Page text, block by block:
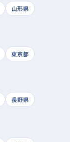
山形県
東京都
長野県